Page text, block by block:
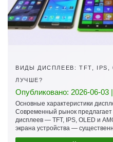
ВИДЫ ДИСПЛЕЕВ: TFT, IPS,
ЛУЧШЕ?
Опубликовано: 2026-06-03
Основные характеристики
Современный рынок предлагает
дисплеев — TFT, IPS, OLED и
экрана устройства —